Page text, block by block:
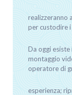
realizzeranno
per custodire
Da oggi esiste
montaggio
operatore di
esperienza;